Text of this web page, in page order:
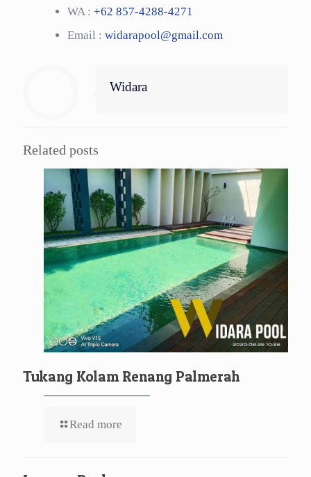
WA : +62 857-4288-4271
Email : widarapool@gmail.com
Widara
Related posts
Tukang Kolam Renang Palmerah
Read more